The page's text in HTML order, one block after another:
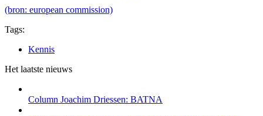
(bron: european commission)
Tags:
Kennis
Het laatste nieuws
Column Joachim Driessen: BATNA